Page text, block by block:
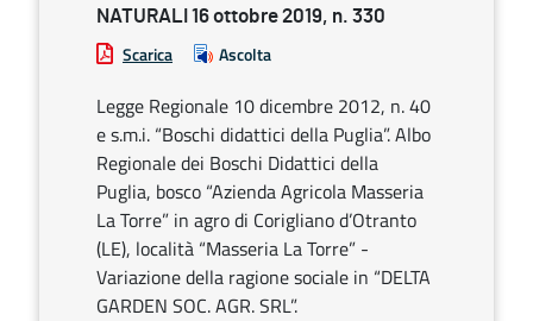
NATURALI 16 ottobre 2019, n. 330
Scarica Ascolta
Legge Regionale 10 dicembre 2012, n. 40
e s.m.i. “Boschi didattici della Puglia”. Albo
Regionale dei Boschi Didattici della
Puglia, bosco “Azienda Agricola Masseria
La Torre” in agro di Corigliano d’Otranto
(LE), località “Masseria La Torre” -
Variazione della ragione sociale in “DELTA
GARDEN SOC. AGR. SRL”.